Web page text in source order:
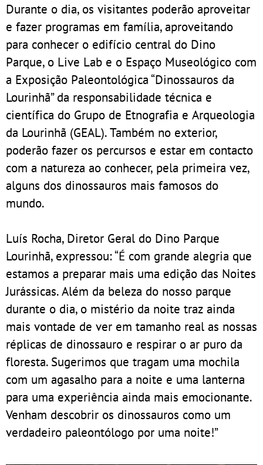
Durante o dia, os visitantes poderão aproveitar
e fazer programas em família, aproveitando
para conhecer o edifício central do Dino
Parque, o Live Lab e o Espaço Museológico com
a Exposição Paleontológica “Dinossauros da
Lourinhã” da responsabilidade técnica e
científica do Grupo de Etnografia e Arqueologia
da Lourinhã (GEAL). Também no exterior,
poderão fazer os percursos e estar em contacto
com a natureza ao conhecer, pela primeira vez,
alguns dos dinossauros mais famosos do
mundo.
Luís Rocha, Diretor Geral do Dino Parque
Lourinhã, expressou: “É com grande alegria que
estamos a preparar mais uma edição das Noites
Jurássicas. Além da beleza do nosso parque
durante o dia, o mistério da noite traz ainda
mais vontade de ver em tamanho real as nossas
réplicas de dinossauro e respirar o ar puro da
floresta. Sugerimos que tragam uma mochila
com um agasalho para a noite e uma lanterna
para uma experiência ainda mais emocionante.
Venham descobrir os dinossauros como um
verdadeiro paleontólogo por uma noite!”